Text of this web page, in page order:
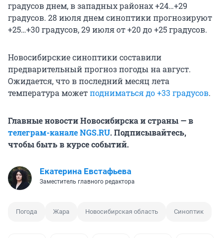
градусов днем, в западных районах +24…+29
градусов. 28 июля днем синоптики прогнозируют
+25…+30 градусов, 29 июля от +20 до +25 градусов.
Новосибирские синоптики составили
предварительный прогноз погоды на август.
Ожидается, что в последний месяц лета
температура можетподниматься до +33 градусов.
Главные новости Новосибирска и страны — в
телеграм-канале NGS.RU. Подписывайтесь,
чтобы быть в курсе событий.
Екатерина Евстафьева
Заместитель главного редактора
Погода Жара Новосибирская область Синоптик